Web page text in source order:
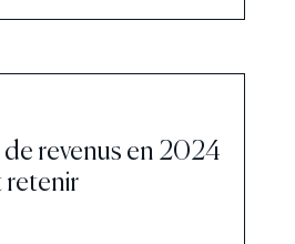
revenus en 2024
retenir